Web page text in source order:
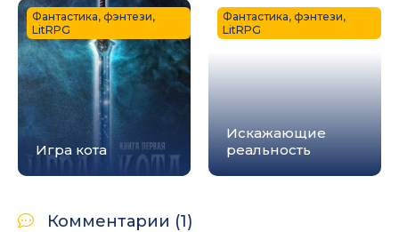
Игра кота
Фантастика, фэнтези,
LitRPG
Искажающие
реальность
Фантастика, фэнтези,
LitRPG
Комментарии (1)